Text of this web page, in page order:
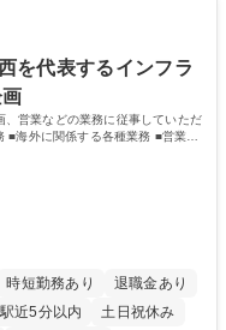
社後は上記いずれかの部門
都庁グル
／有給年平均16日取得
々なプロジェクト：駐車場
を兼ねた広告「ブライトサ
出す活動を積極的に行って
を代表するインフラ
営業などの業務に従事していただ
海外に関係する各種業務 ■営業部
時短勤務あり
退職金あり
駅近5分以内
土日祝休み